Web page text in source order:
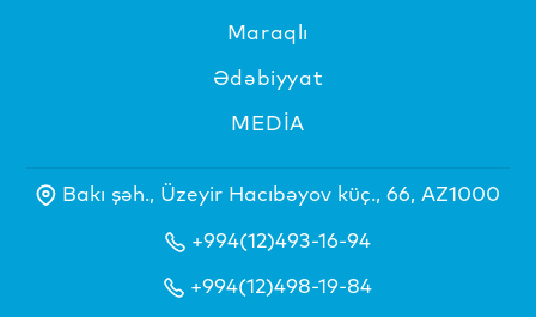
Maraqlı
Ədəbiyyat
MEDİA
Bakı şəh., Üzeyir Hacıbəyov küç., 66, AZ1000
+994(12)493-16-94
+994(12)498-19-84